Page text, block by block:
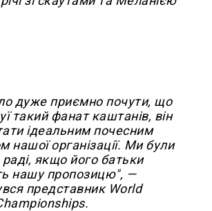
дуже приємно почути, що
такий фанат каштанів, він
ідеальним почесним
нашої організації. Ми були
якщо його батьки
нашу пропозицю", —
представник World